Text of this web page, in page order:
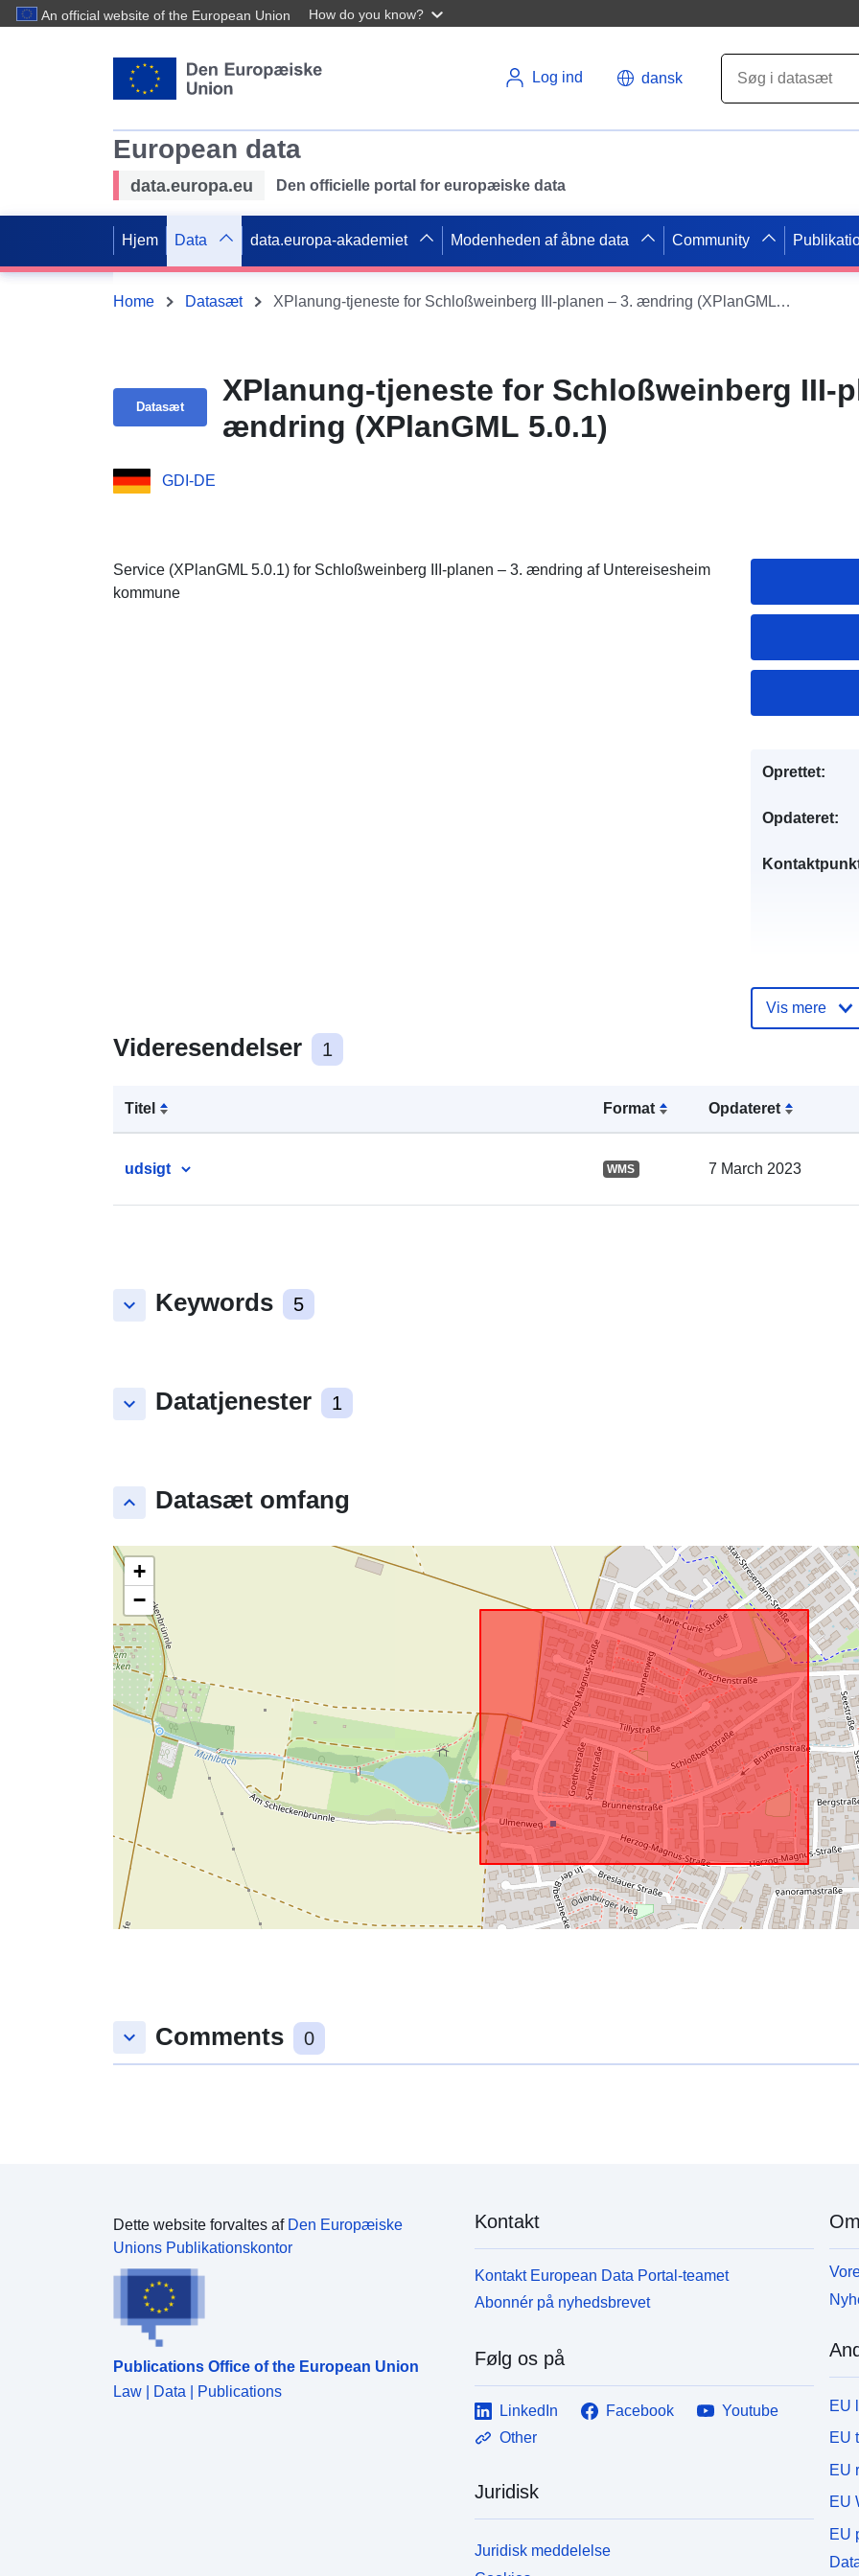
An official website of the European Union How do you know?
Log ind dansk
European data
data.europa.eu Den officielle portal for europæiske data
Hjem Data data.europa-akademiet Modenheden af åbne data Community
Home Datasæt XPlanung-tjeneste for Schloßweinberg III-planen – 3. ændring (XPlanGML 5.0.1)
Datasæt
XPlanung-tjeneste for Schloßweinberg III-
ændring (XPlanGML 5.0.1)
GDI-DE
Service (XPlanGML 5.0.1) for Schloßweinberg III-planen – 3. ændring af Untereisesheim
kommune
Videresendelser 1
Titel Format Opdateret
udsigt WMS 7 March 2023
keyboard_arrow_down Keywords 5
keyboard_arrow_down Datatjenester 1
keyboard_arrow_up Datasæt omfang
+
−
Oprettet:
Opdateret:
Fortegnelse
kataloger:
Vis mere
keyboard_arrow_down Comments 0
Dette website forvaltes af Den Europæiske
Unions Publikationskontor
Publications Office of the European Union
Law | Data | Publications
Kontakt
Kontakt European Data Portal-teamet
Abonnér på nyhedsbrevet
Følg os på
LinkedIn Facebook
Youtube
Other
Juridisk
Juridisk meddelelse
EU
EU
EU
EU
EU